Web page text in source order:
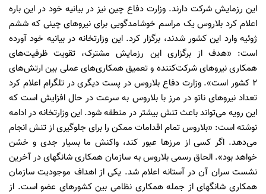
این رزمایش شرکت دارند. وزارت دفاع چین نیز در بیانیه خود در این باره
اعلام کرد بلاروس یک مراسم خوشامدگویی برای نیروهای چینی که ششم
ژوئیه وارد این کشور شدند، برگزار کرد. این وزارتخانه در بیانیه خود آورده
است: «هدف از برگزاری این رزمایش مشترک، تقویت ظرفیت‌های
همکاری نیروهای شرکت‌کننده و تعمیق همکاری‌های عملی بین ارتش‌های
۲ کشور است». وزارت دفاع بلاروس در پست دیگری در تلگرام اعلام کرد
تعداد نیروهای ناتو در مرز با بلاروس به سرعت در حال افزایش است که
این رویه می‌تواند باعث تنش بیشتر در منطقه شود. این وزارتخانه در ادامه
نوشته است: «بلاروس تمام اقدامات ممکن را برای جلوگیری از تنش انجام
می‌دهد. اگر کسی از مرزها عبور کند، واکنش ما بسیار جدی و خشن
خواهد بود». الحاق رسمی بلاروس به سازمان همکاری شانگهای در آخرین
نشست سران آن در آستانه اعلام شد. یکی از اهداف موجودیت سازمان
همکاری شانگهای از جمله همکاری نظامی بین کشورهای عضو است. از